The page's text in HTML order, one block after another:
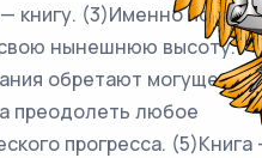
книгу. (3)Именно по
свою нынешнюю высоту.
обретают могущество
преодолеть любое
прогресса. (5)Книга